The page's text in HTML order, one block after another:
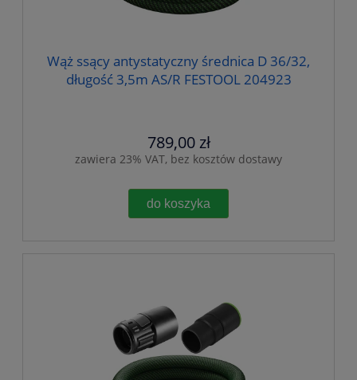
Wąż ssący antystatyczny średnica D 36/32,
długość 3,5m AS/R FESTOOL 204923
789,00 zł
zawiera 23% VAT, bez kosztów dostawy
do koszyka